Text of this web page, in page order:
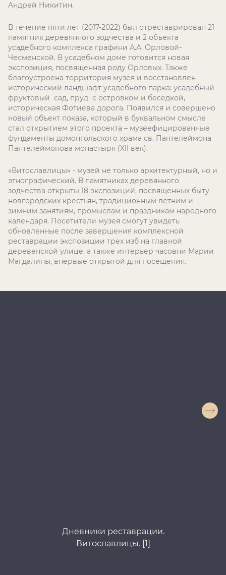
Андрей Никитин.
В течение пяти лет (2017-2022) был отреставрирован 21
памятник деревянного зодчества и 2 объекта
усадебного комплекса графини А.А. Орловой-
Чесменской. В усадебном доме готовится новая
экспозиция, посвященная роду Орловых. Также
благоустроена территория музея и восстановлен
исторический ландшафт усадебного парка: усадебный
фруктовый сад, пруд с островком и беседкой,
историческая Фотиева дорога. Появился и совершено
новый объект показа, который в буквальном смысле
стал открытием этого проекта – музеефицированные
фундаменты домонгольского храма св. Пантелеймона
Пантелеймонова монастыря (XII век).
«Витославлицы» - музей не только архитектурный, но и
этнографический. В памятниках деревянного
зодчества открыты 18 экспозиций, посвященных быту
новгородских крестьян, традиционным летним и
зимним занятиям, промыслам и праздникам народного
календаря. Посетители музея смогут увидеть
обновленные после завершения комплексной
реставрации экспозиции трех изб на главной
деревенской улице, а также интерьер часовни Марии
Магдалины, впервые открытой для посещения.
Дневники реставрации.
Витославлицы. [1]